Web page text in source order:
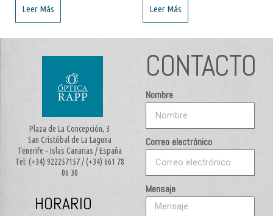
Leer Más Leer Más
Plaza de La Concepción, 3
San Cristóbal de La Laguna
Tenerife – Islas Canarias / España
Tel: (+34) 922257157 / (+34) 661 78
06 30
HORARIO
CONTACTO
Nombre
Correo electrónico
Mensaje